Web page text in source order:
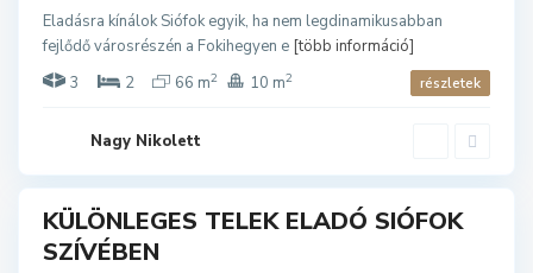
Eladásra kínálok Siófok egyik, ha nem legdinamikusabban
fejlődő városrészén a Fokihegyen e [több információ]
3
2 66 m2 10 m2 részletek
Nagy Nikolett
p
a
r
,
S
k
KÜLÖNLEGES TELEK ELADÓ SIÓFOK
SZÍVÉBEN
Z